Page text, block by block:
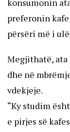
konsumonin
preferonin
përsëri më i
Megjithatë,
dhe në
vdekjeje.
“Ky studim
e pirjes së